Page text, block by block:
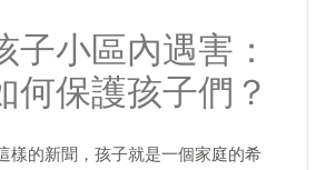
子小區內遇害：
何保護孩子們？
樣的新聞，孩子就是一個家庭的希